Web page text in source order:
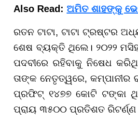
Also Read: ଅମିତ ଶାହଙ୍କୁ
ରତନ ଟାଟା, ଟାଟା ଟ୍ରଷ୍ଟର
ଶେଷ ବ୍ୟକ୍ତି ଥିଲେ। ୨୦୨୨
ପଦବୀରେ ରହିବାକୁ ନିଷେଧ
ତାଙ୍କ ନେତୃତ୍ୱରେ, କମ୍ପାନୀର
ପ୍ରଫିଟ୍ ୧୪୭୭ କୋଟି ଟଙ୍କା
ପ୍ରାୟ ୩୫୦୦ ପ୍ରତିଶତ ରିଟର୍ଣ୍ଣ